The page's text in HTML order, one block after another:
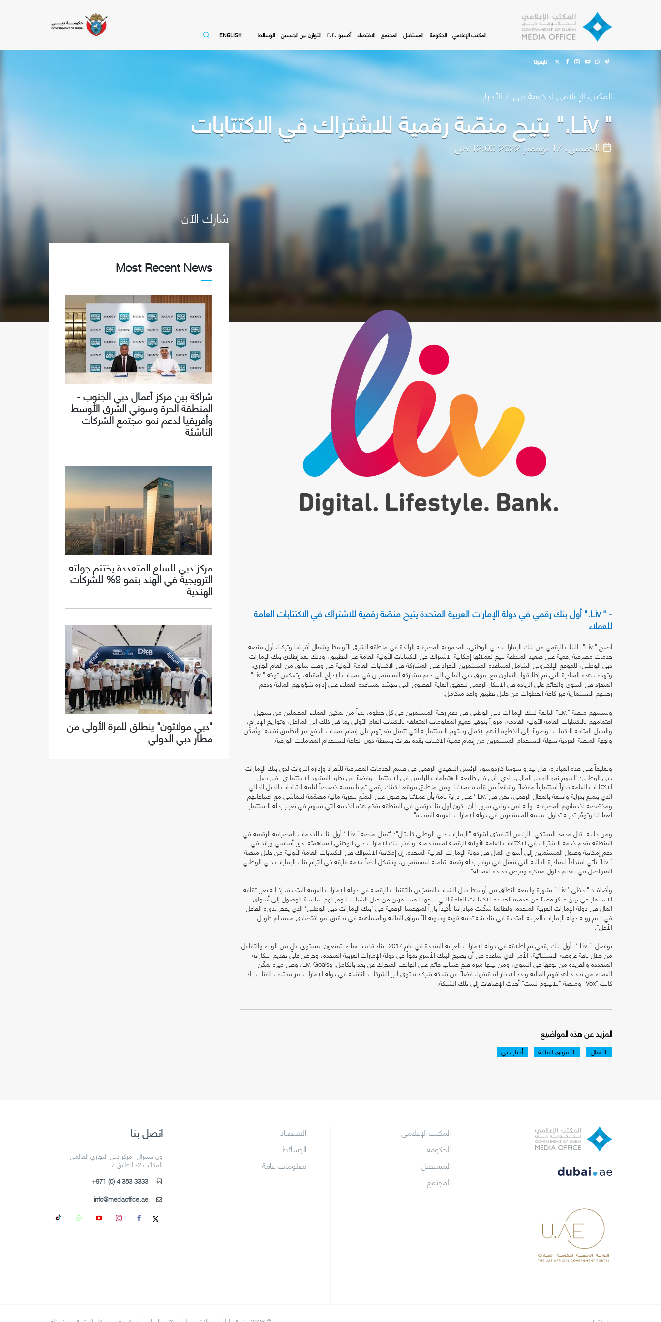
المكتب الإعلامي الحكومة المستقبل المجتمع الاقتصاد أكسبو ٢٠٢٠ التوازن بين الجنسين الوسائط ENGLISH
تابعونا
المكتب الإعلامي لحكومة دبي الأخبار
" Liv." يتيح منصّة رقمية للاشتراك في الاكتتابات
الخميس، 17 نوفمبر 2022 12:00 ص
- " Liv." أول بنك رقمي في دولة الإمارات العربية المتحدة يتيح منصّة رقمية للاشتراك في الاكتتابات العامة
للعملاء
أصبح ".Liv"، البنك الرقمي من بنك الإمارات دبي الوطني، المجموعة المصرفية الرائدة في منطقة الشرق الأوسط وشمال أفريقيا وتركيا، أول منصة
خدمات مصرفية رقمية على صعيد المنطقة تتيح لعملائها إمكانية الاشتراك في الاكتتابات الأولية العامة عبر التطبيق، وذلك بعد إطلاق بنك الإمارات
دبي الوطني، للموقع الإلكتروني الشامل لمساعدة المستثمرين الأفراد على المشاركة في الاكتتابات العامة الأولية في وقت سابق من العام الجاري.
وتهدف هذه المبادرة التي تم إطلاقها بالتعاون مع سوق دبي المالي إلى دعم مشاركة المستثمرين في عمليات الإدراج المقبلة، وتعكس توجّه ".Liv"
المتفرّد في السوق والقائم على الريادة في الابتكار الرقمي لتحقيق الغاية القصوى التي تتجسّد بمساعدة العملاء على إدارة شؤونهم المالية ودعم
رحلتهم الاستثمارية عبر كافة الخطوات من خلال تطبيق واحد متكامل.
وستسهم منصة ".Liv" التابعة لبنك الإمارات دبي الوطني في دعم رحلة المستثمرين في كل خطوة، بدءاً من تمكين العملاء المحتملين من تسجيل
اهتمامهم بالاكتتابات العامة الأولية القادمة، مروراً بتوفير جميع المعلومات المتعلقة بالاكتتاب العام الأولي بما في ذلك أبرز المراحل، وتواريخ الإدراج،
والسبل المتاحة للاكتتاب، وصولاً إلى الخطوة الأهم لإكمال رحلتهم الاستثمارية التي تتمثل بقدرتهم على إتمام عمليات الدفع عبر التطبيق نفسه. وتُمكّن
واجهة المنصة الفردية سهلة الاستخدام المستثمرين من إتمام عملية الاكتتاب بعّدة نقرات بسيطة دون الحاجة لاستخدام المعاملات الورقية.
وتعليقاً على هذه المبادرة، قال بيدرو سوسا كاردوسو، الرئيس التنفيذي الرقمي في قسم الخدمات المصرفية للأفراد وإدارة الثروات لدى بنك الإمارات
دبي الوطني: "أسهم نمو الوعي المالي، الذي يأتي في طليعة الاهتمامات للراغبين في الاستثمار، وفضلاً عن تطور المشهد الاستثماري، في جعل
الاكتتابات العامة خياراً استثمارياً مفضلاً وشائعاً بين قاعدة عملائنا. ومن منطلق موقعنا كبنك رقمي تم تأسيسه خصيصاً لتلبية احتياجات الجيل الحالي
الذي يتمتع بدراية واسعة بالمجال الرقمي، نحن في’.Liv ‘ على دراية تامة بأن عملائنا يحرصون على التمتّع بتجربة مالية مصمّمة لتتماشى مع احتياجاتهم
ومخصّصة لخدماتهم المصرفية. وإنه لمن دواعي سرورنا أن نكون أول بنك رقمي في المنطقة يقدّم هذه الخدمة التي تسهم في تعزيز رحلة الاستثمار
لعملائنا وتوفّر تجربة تداول سلسة للمستثمرين في دولة الإمارات العربية المتحدة".
ومن جانبه، قال محمد البستكي، الرئيس التنفيذي لشركة "الإمارات دبي الوطني كابيتال": "تمثل منصة ’.Liv ‘ أول بنك للخدمات المصرفية الرقمية في
المنطقة يقدم خدمة الاشتراك في الاكتتابات العامة الأولية الرقمية لمستخدميه. ويفخر بنك الإمارات دبي الوطني لمساهمته بدور أساسي ورائد في
دعم إمكانية وصول المستثمرين إلى أسواق المال في دولة الإمارات العربية المتحدة. إن إمكانية الاشتراك في الاكتتابات العامة الأولية من خلال منصة
’.Liv‘ تأتي امتداداً للمبادرة الحالية التي تتمثل في توفير رحلة رقمية شاملة للمستثمرين، وتشكل أيضاَ علامة فارقة في التزام بنك الإمارات دبي الوطني
المتواصل في تقديم حلول مبتكرة وفرص جديدة لعملائه".
وأضاف: "يحظى ’.Liv ‘ بشهرة واسعة النطاق بين أوساط جيل الشباب المتمرّس بالتقنيات الرقمية في دولة الإمارات العربية المتحدة، إذ إنه يعزز ثقافة
الاستثمار في سِنّ مبكر فضلاً عن خدمته الجديدة للاكتتابات العامة التي يتيحها للمستثمرين من جيل الشباب لتوفر لهم سلاسة الوصول إلى أسواق
المال في دولة الإمارات العربية المتحدة. ولطالما شكّلت مبادراتنا تأكيداً بارزاً لمنهجيتنا الرقمية في ’بنك الإمارات دبي الوطني‘ الذي يفخر بدوره الفاعل
في دعم رؤية دولة الإمارات العربية المتحدة في بناء بنية تحتية قوية وحيوية للأسواق المالية والمساهمة في تحقيق نمو اقتصادي مستدام طويل
الأجل".
يواصل ’.Liv ‘، أول بنك رقمي تم إطلاقه في دولة الإمارات العربية المتحدة في عام 2017، بناء قاعدة عملاء يتمتعون بمستوى عالٍ من الولاء والتفاعل
من خلال باقة عروضه الاستثنائية، الأمر الذي ساعده في أن يصبح البنك الأسرع نمواً في دولة الإمارات العربية المتحدة، وحرص على تقديم ابتكاراته
المتعددة والفريدة من نوعها في السوق، ومن بينها ميزة فتح حساب قائم على الهاتف المتحرك عن بعد بالكامل؛ وLiv. Goals، وهي ميزة تُمكّن
العملاء من تحديد أهدافهم المالية وبدء الادخار لتحقيقها، فضلاً عن شبكة شركاء تحتوي أبرز الشركات الناشئة في دولة الإمارات عبر مختلف الفئات، إذ
كانت "Vox" ومنصة "بلاتينوم لِست" أحدث الإضافات إلى تلك الشبكة.
المزيد عن هذه المواضيع
الأعمال الأسواق المالية أخبار دبي
شارك الآن
Most Recent News
شراكة بين مركز أعمال دبي الجنوب -
المنطقة الحرة وسوني الشرق الأوسط
وأفريقيا لدعم نمو مجتمع الشركات
الناشئة
مركز دبي للسلع المتعددة يختتم جولته
الترويجية في الهند بنمو 9% للشركات
الهندية
"دبي مولاثون" ينطلق للمرة الأولى من
مطار دبي الدولي
المكتب الإعلامي
الحكومة
المستقبل
المجتمع
الاقتصاد
الوسائط
معلومات عامة
اتصل بنا
ون سنترال- مركز دبي التجاري العالمي
المكاتب 2- الطابق 7
+971 (0) 4 383 3333
info@mediaoffice.ae